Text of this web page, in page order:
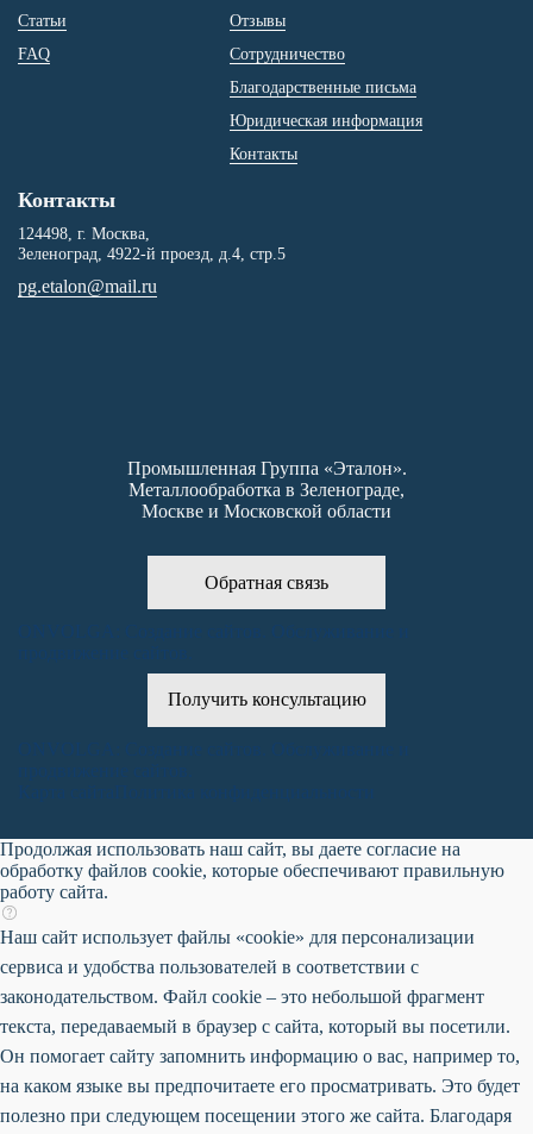
Промышленная Группа «Эталон».
Металлообработка в Зеленограде,
Москве и Московской области
Обратная связь
Статьи
FAQ
Отзывы
Сотрудничество
Благодарственные письма
Юридическая информация
Контакты
Контакты
124498 , г. Москва,
Зеленоград 4922-й проезд, д.4, стр.5
pg.etalon@mail.ru
Получить консультацию
Продолжая использовать наш сайт, вы даете согласие на
обработку файлов cookie, которые обеспечивают правильную
работу сайта.
Наш сайт использует файлы «cookie» для персонализации
сервиса и удобства пользователей в соответствии с
законодательством. Файл cookie – это небольшой фрагмент
текста, передаваемый в браузер с сайта, который вы посетили.
Он помогает сайту запомнить информацию о вас, например то,
на каком языке вы предпочитаете его просматривать. Это будет
полезно при следующем посещении этого же сайта. Благодаря